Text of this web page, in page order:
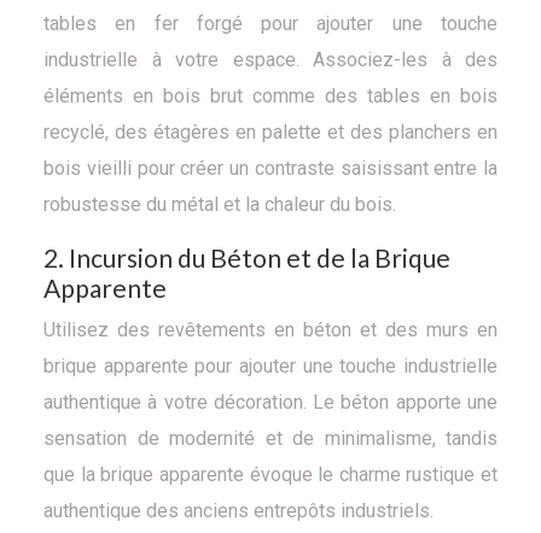
tables en fer forgé pour ajouter une touche
industrielle à votre espace. Associez-les à des
éléments en bois brut comme des tables en bois
recyclé, des étagères en palette et des planchers en
bois vieilli pour créer un contraste saisissant entre la
robustesse du métal et la chaleur du bois.
2. Incursion du Béton et de la Brique
Apparente
Utilisez des revêtements en béton et des murs en
brique apparente pour ajouter une touche industrielle
authentique à votre décoration. Le béton apporte une
sensation de modernité et de minimalisme, tandis
que la brique apparente évoque le charme rustique et
authentique des anciens entrepôts industriels.